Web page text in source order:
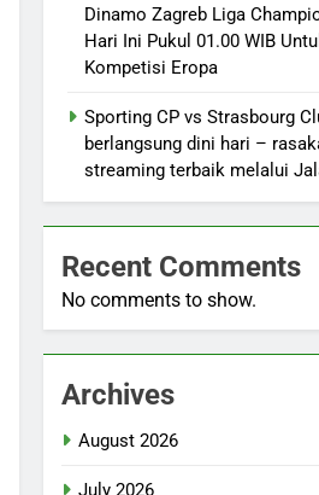
Dinamo Zagreb Liga
Hari Ini Pukul 01.00 WIB
Kompetisi Eropa
Sporting CP vs Strasbourg
berlangsung dini hari –
streaming terbaik melalui
Recent Comments
No comments to show.
Archives
August 2026
July 2026